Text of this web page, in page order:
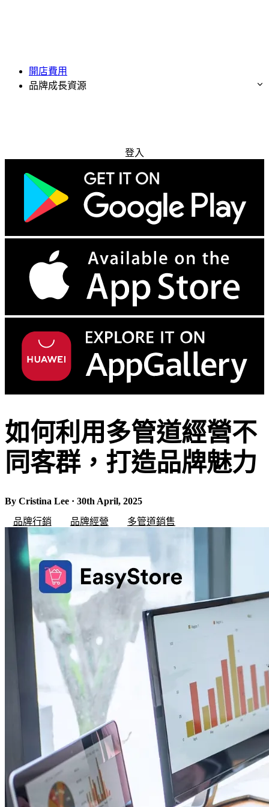
開店費用
品牌成長資源
登入
如何利用多管道經營不
同客群，打造品牌魅力
By Cristina Lee · 30th April, 2025
品牌行銷
品牌經營 多管道銷售